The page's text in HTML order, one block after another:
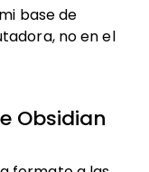
base de
no en el
Obsidian